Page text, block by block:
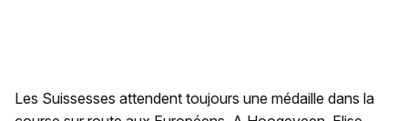
Les Suissesses attendent toujours une médaille dans la